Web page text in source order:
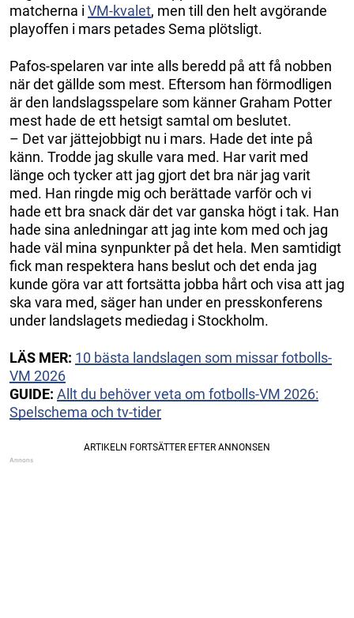
matcherna i VM-kvalet, men till den helt avgörande
playoffen i mars petades Sema plötsligt.
Pafos-spelaren var inte alls beredd på att få nobben
när det gällde som mest. Eftersom han förmodligen
är den landslagsspelare som känner Graham Potter
mest hade de ett hetsigt samtal om beslutet.
– Det var jättejobbigt nu i mars. Hade det inte på
känn. Trodde jag skulle vara med. Har varit med
länge och tycker att jag gjort det bra när jag varit
med. Han ringde mig och berättade varför och vi
hade ett bra snack där det var ganska högt i tak. Han
hade sina anledningar att jag inte kom med och jag
hade väl mina synpunkter på det hela. Men samtidigt
fick man respektera hans beslut och det enda jag
kunde göra var att fortsätta jobba hårt och visa att jag
ska vara med, säger han under en presskonferens
under landslagets mediedag i Stockholm.
LÄS MER: 10 bästa landslagen som missar fotbolls-
VM 2026
GUIDE: Allt du behöver veta om fotbolls-VM 2026:
Spelschema och tv-tider